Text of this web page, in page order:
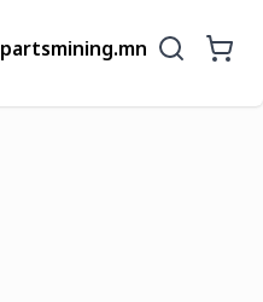
partsmining.mn